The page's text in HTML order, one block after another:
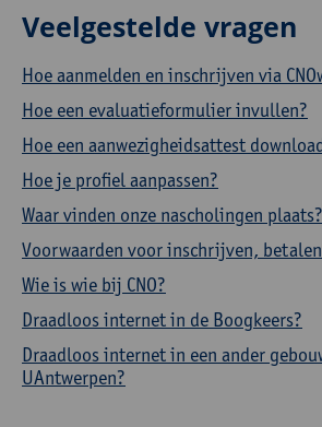
Veelgestelde vragen
Hoe aanmelden en inschrijven via
Hoe een evaluatieformulier invullen?
Hoe een aanwezigheidsattest
Hoe je profiel aanpassen?
Waar vinden onze nascholingen plaats?
Voorwaarden voor inschrijven,
Wie is wie bij CNO?
Draadloos internet in de Boogkeers?
Draadloos internet in een ander
UAntwerpen?